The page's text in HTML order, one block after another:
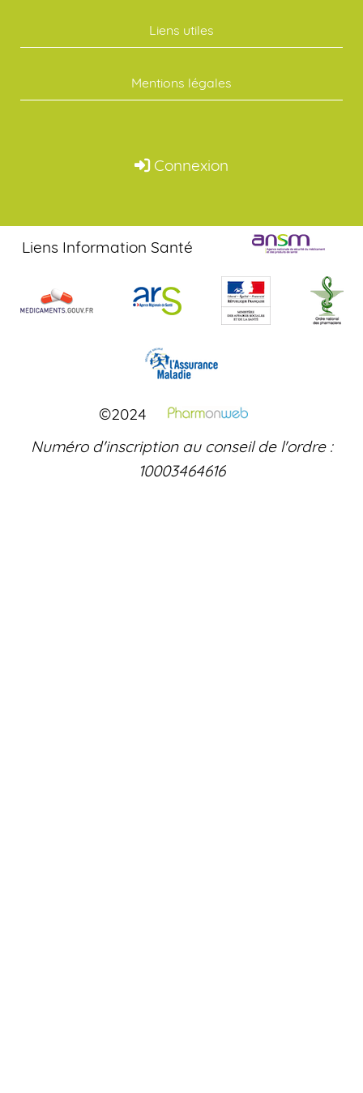
Liens utiles
Mentions légales
Connexion
Liens Information Santé
©2024
Numéro d'inscription au conseil de l'ordre :
10003464616